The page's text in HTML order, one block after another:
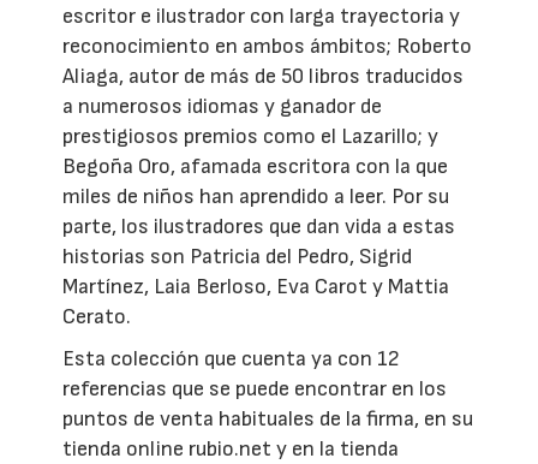
escritor e ilustrador con larga trayectoria y
reconocimiento en ambos ámbitos; Roberto
Aliaga, autor de más de 50 libros traducidos
a numerosos idiomas y ganador de
prestigiosos premios como el Lazarillo; y
Begoña Oro, afamada escritora con la que
miles de niños han aprendido a leer. Por su
parte, los ilustradores que dan vida a estas
historias son Patricia del Pedro, Sigrid
Martínez, Laia Berloso, Eva Carot y Mattia
Cerato.
Esta colección que cuenta ya con 12
referencias que se puede encontrar en los
puntos de venta habituales de la firma, en su
tienda online rubio.net y en la tienda